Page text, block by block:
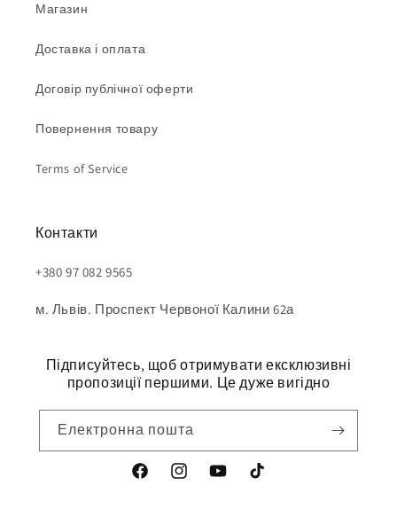
Магазин
Доставка і оплата
Договір публічної оферти
Повернення товару
Terms of Service
Контакти
+380 97 082 9565
м. Львів. Проспект Червоної Калини 62а
Підписуйтесь, щоб отримувати ексклюзивні
пропозиції першими. Це дуже вигідно
Електронна пошта
Tik